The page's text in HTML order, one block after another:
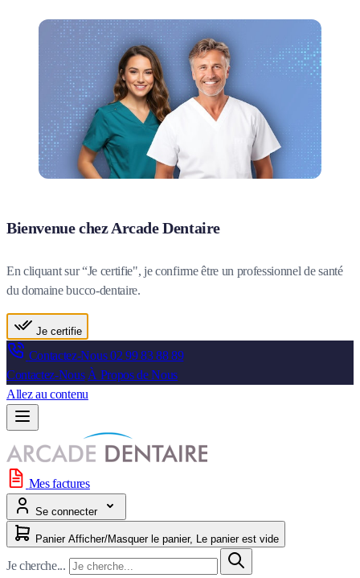
Bienvenue chez Arcade Dentaire
En cliquant sur “Je certifie", je confirme être un professionnel de santé
du domaine bucco-dentaire.
Je certifie
Contactez-Nous02 99 83 88 89
Contactez-Nous À Propos de Nous
Allez au contenu
Mes factures
Se connecter
Panier Afficher/Masquer le panier, Le panier est vide
Je cherche...